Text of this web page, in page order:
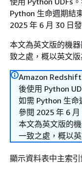
Python 生命週期結
2025 年 6 月 30 日
本文為英文版的機
致之處，概以英文版
Amazon
後使用 Python
如需 Python 生命
參閱 2025 年 6
本文為英文版的
一致之處，概以
顯示資料表中主索